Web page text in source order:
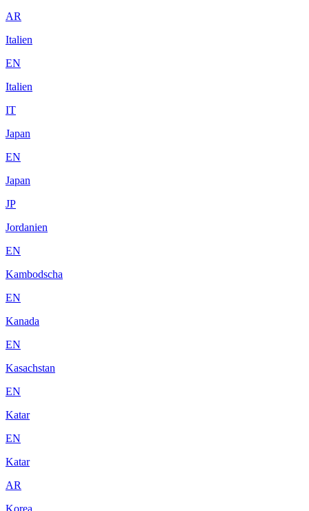
AR
Italien
EN
Italien
IT
Japan
EN
Japan
JP
Jordanien
EN
Kambodscha
EN
Kanada
EN
Kasachstan
EN
Katar
EN
Katar
AR
Korea